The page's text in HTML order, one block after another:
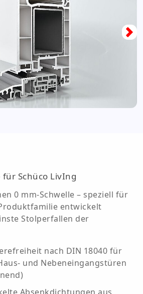
Schüco LivIng
0 mm-Schwelle – speziell für
entwickelt
Stolperfallen der
nach DIN 18040 für
und Nebeneingangstüren